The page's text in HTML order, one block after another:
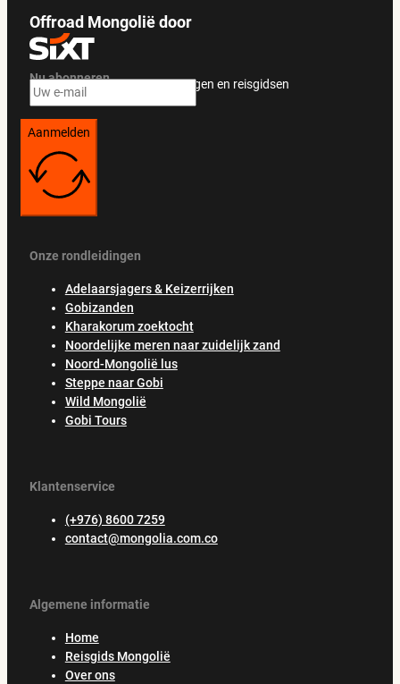
Offroad Mongolië door
Nu abonneren
Ontvang exclusieve aanbiedingen en reisgidsen
Aanmelden
Onze rondleidingen
Adelaarsjagers & Keizerrijken
Gobizanden
Kharakorum zoektocht
Noordelijke meren naar zuidelijk zand
Noord-Mongolië lus
Steppe naar Gobi
Wild Mongolië
Gobi Tours
Klantenservice
(+976) 8600 7259
contact@mongolia.com.co
Algemene informatie
Home
Reisgids Mongolië
Over ons